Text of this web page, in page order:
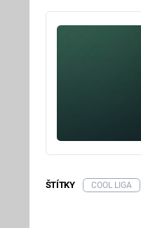
ŠTÍTKY COOL LIGA